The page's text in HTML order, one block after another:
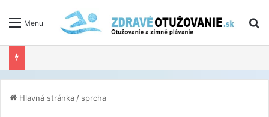
Menu
Hlavná stránka / sprcha